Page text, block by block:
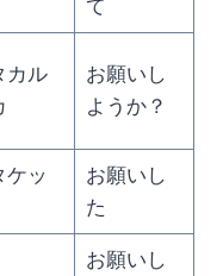
て
カル
お願いし
ようか？
ケッ
お願いし
た
お願いし